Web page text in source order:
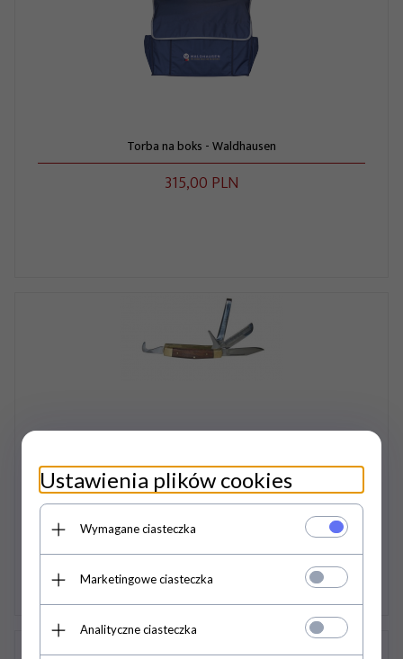
Torba na boks - Waldhausen
315,00 PLN
Scyzoryk 5-funkcyjny "niezbędnik jeźdzca" - KERBL
58,00
Ustawienia plików cookies
Wymagane ciasteczka
Marketingowe ciasteczka
Analityczne ciasteczka